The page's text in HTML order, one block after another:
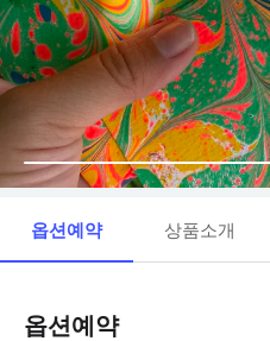
옵션예약 상품소개
옵션예약